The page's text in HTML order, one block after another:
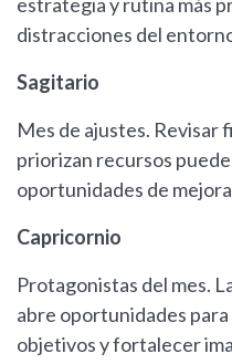
estrategia y rutina más
distracciones del
Sagitario
Mes de ajustes. Revisar
priorizan recursos
oportunidades de
Capricornio
Protagonistas del mes.
abre oportunidades
objetivos y fortalecer